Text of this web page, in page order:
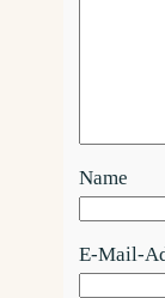
Name
E-Mail-